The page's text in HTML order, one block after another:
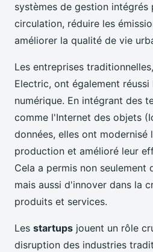
systèmes de gestion intégrés
circulation, réduire les
améliorer la qualité de vie
Les entreprises
Electric, ont également
numérique. En intégrant des
comme l'Internet des objets
données, elles ont modernisé
production et amélioré leur
Cela a permis non seulement
mais aussi d'innover dans la
produits et services.
Les startups jouent un rôle
disruption des industries